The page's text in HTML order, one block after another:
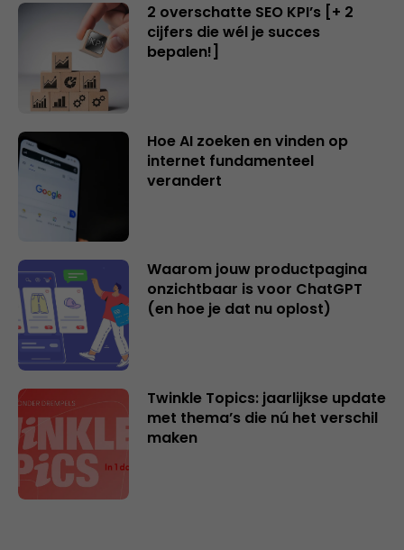
2 overschatte SEO KPI’s [+ 2
cijfers die wél je succes
bepalen!]
Hoe AI zoeken en vinden op
internet fundamenteel
verandert
Waarom jouw productpagina
onzichtbaar is voor ChatGPT
(en hoe je dat nu oplost)
Twinkle Topics: jaarlijkse update
met thema’s die nú het verschil
maken